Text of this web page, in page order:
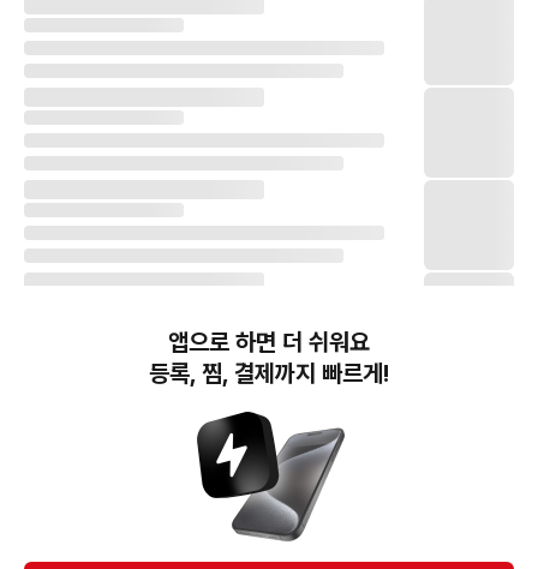
번개장터(주) 사업자정보, 이용약관 및 기타 법적고지
번개장터㈜는 통신판매중개자이며, 통신판매의 당사자가 아닙니다. 전자상거래 등에서의
소비자보호에 관한 법률 등 관련 법령 및 번개장터㈜의 약관에 따라 상품, 상품정보, 거래에 관한 책임은
개별 판매자에게 귀속하고, 번개장터㈜는 원칙적으로 회원간 거래에 대하여 책임을 지지 않습니다.
다만, 번개장터㈜가 직접 판매하는 상품에 대한 책임은 번개장터㈜에게 귀속합니다.
앱으로 하면 더 쉬워요
등록, 찜, 결제까지 빠르게!